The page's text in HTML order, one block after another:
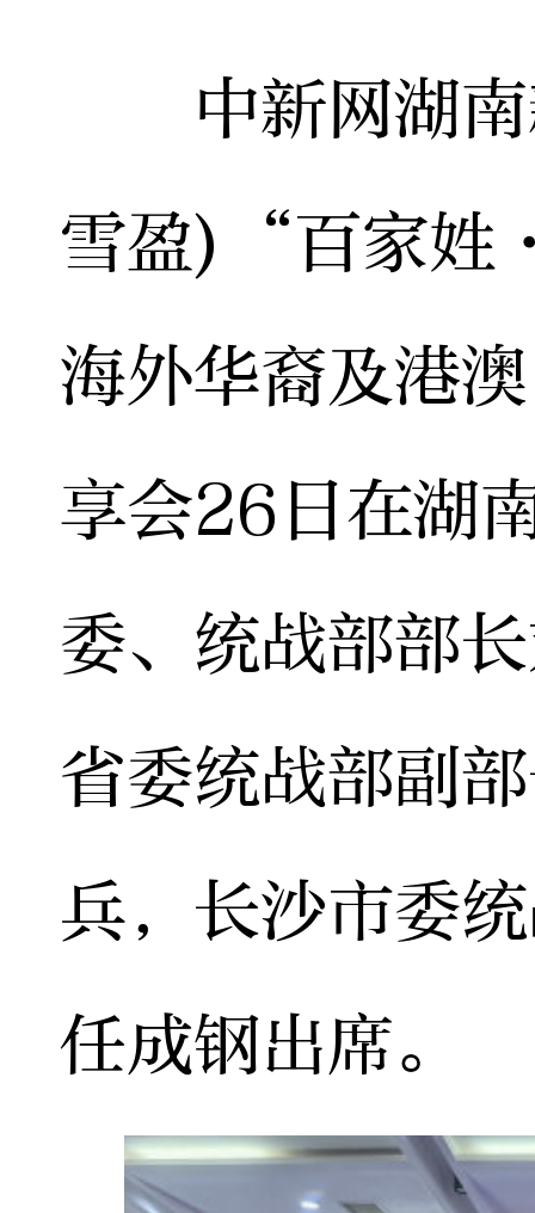
中新网湖南
雪盈)“百家姓
海外华裔及港
享会26日在湖
委、统战部部
省委统战部副
兵，长沙市委
任成钢出席。